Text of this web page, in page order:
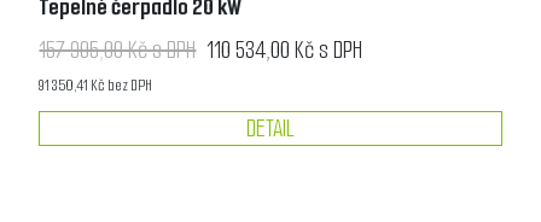
Tepelné čerpadlo 20 kW
157 905,00 Kč s DPH 110 534,00 Kč s DPH
91 350,41 Kč bez DPH
DETAIL